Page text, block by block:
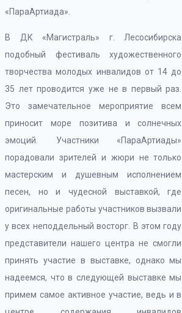
«ПараАртиада».
В ДК «Магистраль» г. Лесосибирска
подобный фестиваль художественного
творчества молодых инвалидов от 14 до
35 лет проводится уже не в первый раз.
Это замечательное мероприятие всем
приносит море позитива и солнечных
эмоций. Участники «ПараАртиады»
порадовали зрителей и жюри не только
мастерским и душевным исполнением
песен, но и чудесной выставкой, где
оригинальные работы участников вызвали
у всех неподдельный восторг. В этом году
представители нашего центра не смогли
принять участие в выставке, однако мы
надеемся, что в следующей выставке мы
примем самое активное участие, ведь и в